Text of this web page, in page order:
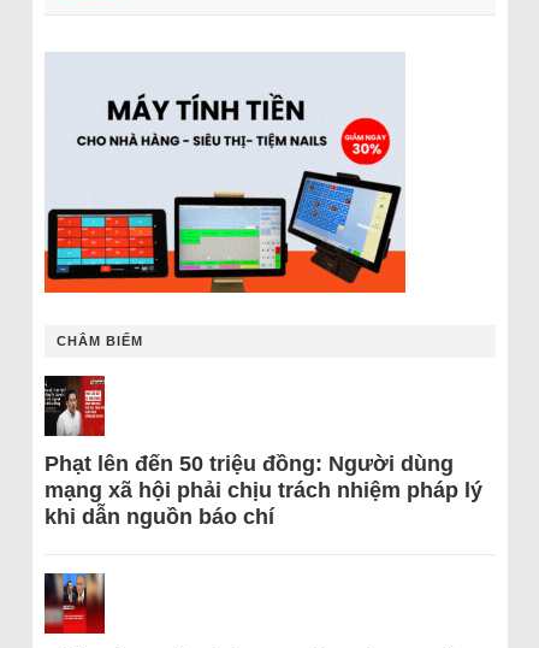
CHÂM BIẾM
Phạt lên đến 50 triệu đồng: Người dùng
mạng xã hội phải chịu trách nhiệm pháp lý
khi dẫn nguồn báo chí